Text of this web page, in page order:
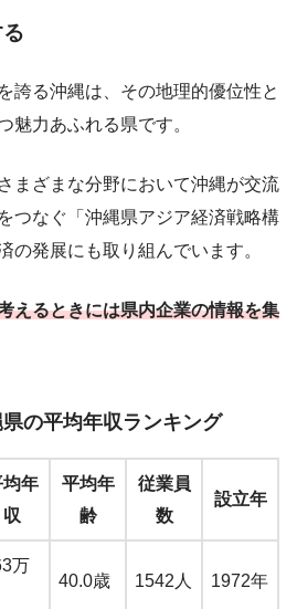
誇る沖縄は、その地理的優位性と
魅力あふれる県です。
まざまな分野において沖縄が交流
つなぐ「沖縄県アジア経済戦略構
の発展にも取り組んでいます。
えるときには県内企業の情報を集
県の平均年収ランキング
均年
収
平均年
齢
従業員
数
設立年
万
40.0歳 1542人 1972年